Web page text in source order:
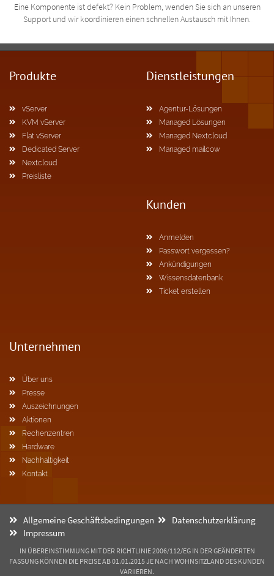
Eine Komponente ist defekt? Kein Problem, wenden Sie sich an unseren
Support und wir koordinieren einen schnellen Austausch mit Ihnen.
Produkte
vServer
KVM vServer
Flat vServer
Dedicated Server
Nextcloud
Preisliste
Dienstleistungen
Agentur-Lösungen
Managed Lösungen
Managed Nextcloud
Managed mailcow
Kunden
Anmelden
Passwort vergessen?
Ankündigungen
Wissensdatenbank
Ticket erstellen
Unternehmen
Über uns
Presse
Auszeichnungen
Aktionen
Rechenzentren
Hardware
Nachhaltigkeit
Kontakt
Allgemeine Geschäftsbedingungen
Datenschutzerklärung
Impressum
IN ÜBEREINSTIMMUNG MIT DER RICHTLINIE 2006/112/EG IN DER GEÄNDERTEN
FASSUNG KÖNNEN DIE PREISE AB 01.01.2015 JE NACH WOHNSITZLAND DES KUNDEN
VARIIEREN.